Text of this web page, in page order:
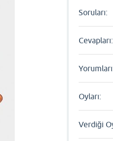
Soruları:
Cevapları:
Oyları:
Verdiği